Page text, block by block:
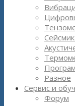
Разное
Сервис и
Форум